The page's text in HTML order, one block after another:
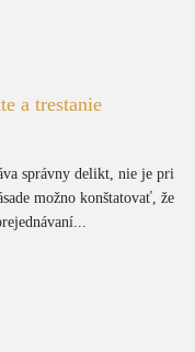
a trestanie
správny delikt, nie je pri
možno konštatovať, že